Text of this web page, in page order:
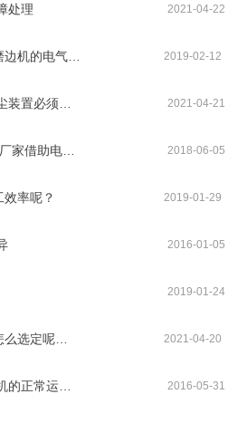
处理 2021-04-22
机的电气… 2019-02-12
装置必须… 2021-04-21
家借助电… 2018-06-05
率呢？ 2019-01-29
2016-01-05
2019-01-24
选定呢… 2021-04-20
的正常运… 2016-05-31